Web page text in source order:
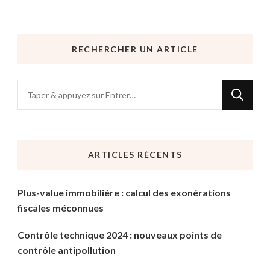
RECHERCHER UN ARTICLE
recherchiez
ARTICLES RÉCENTS
Plus-value immobilière : calcul des exonérations
fiscales méconnues
Contrôle technique 2024 : nouveaux points de
contrôle antipollution